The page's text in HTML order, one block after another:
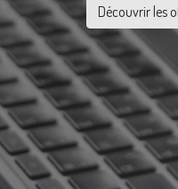
Découvrir les